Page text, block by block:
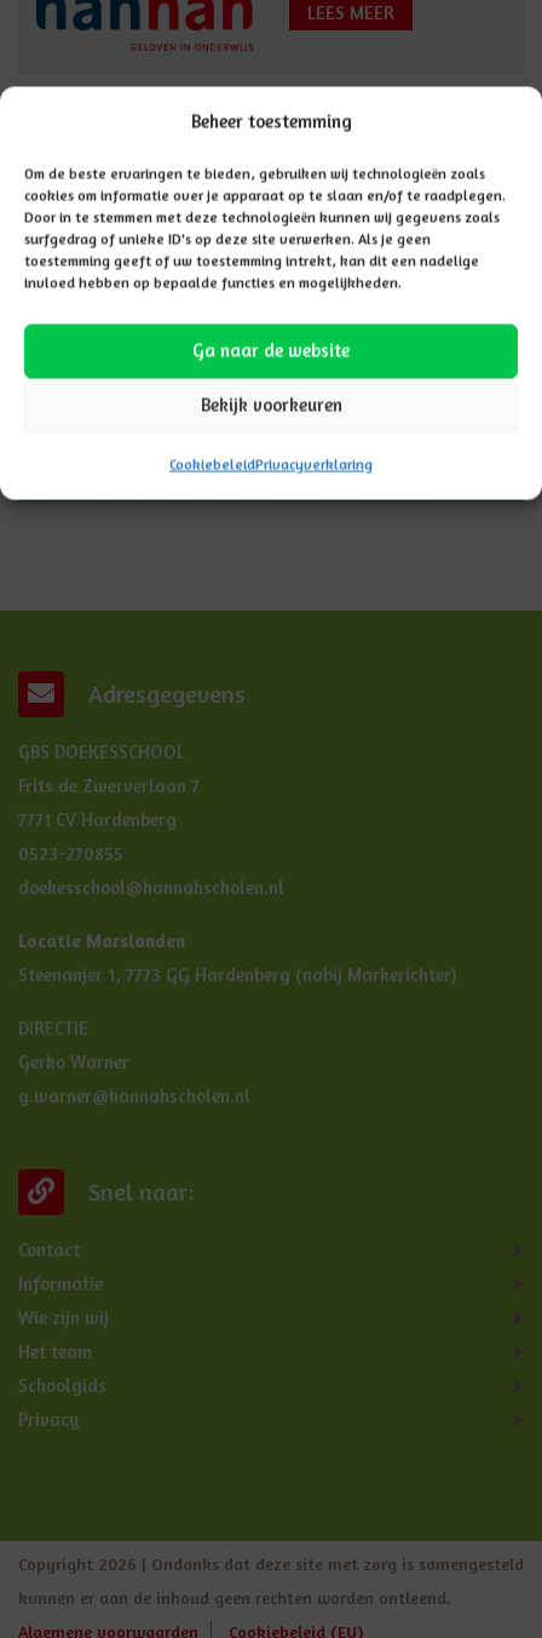
Beheer toestemming
Om de beste ervaringen te bieden, gebruiken wij technologieën zoals
cookies om informatie over je apparaat op te slaan en/of te raadplegen.
Door in te stemmen met deze technologieën kunnen wij gegevens zoals
surfgedrag of unieke ID's op deze site verwerken. Als je geen
toestemming geeft of uw toestemming intrekt, kan dit een nadelige
invloed hebben op bepaalde functies en mogelijkheden.
Ga naar de website
Bekijk voorkeuren
CookiebeleidPrivacyverklaring
LEES MEER
Adresgegevens
GBS DOEKESSCHOOL
Frits de Zwerverlaan 7
7771 CV Hardenberg
0523-270855
doekesschool@hannahscholen.nl
Locatie Marslanden
Steenanjer 1, 7773 GG Hardenberg (nabij Markerichter)
DIRECTIE
Gerko Warner
g.warner@hannahscholen.nl
Snel naar:
Contact
Informatie
Wie zijn wij
Het team
Schoolgids
Privacy
Copyright 2026 | Ondanks dat deze site met zorg is samengesteld
kunnen er aan de inhoud geen rechten worden ontleend.
Algemene voorwaarden
Cookiebeleid (EU)